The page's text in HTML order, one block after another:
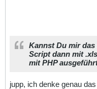
Kannst Du mir
Script dann mit
mit PHP
jupp, ich denke genau